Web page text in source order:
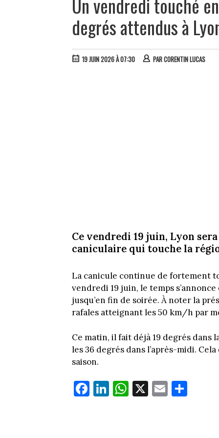
Un vendredi touché
degrés attendus à
19 JUIN 2026 À 07:30 PARCORENTIN LUCAS
Ce vendredi 19 juin, Lyon
caniculaire qui touche la
La canicule continue de fortement
vendredi 19 juin, le temps
jusqu’en fin de soirée. À noter la
rafales atteignant les 50 km/h par
Ce matin, il fait déjà 19 degrés
les 36 degrés dans l’après-midi.
saison.
Fa
ce
Li
nk
W
ha
X E
m